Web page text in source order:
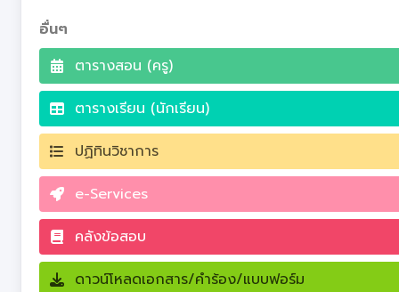
อื่นๆ
ตารางสอน (ครู)
ตารางเรียน (นักเรียน)
ปฏิทินวิชาการ
e-Services
คลังข้อสอบ
ดาวน์โหลดเอกสาร/คำร้อง/แบบฟอร์ม